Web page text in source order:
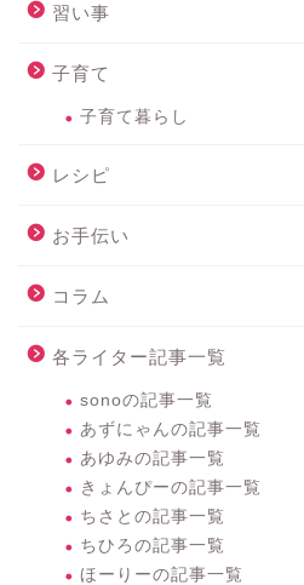
習い事
子育て
子育て暮らし
レシピ
お手伝い
コラム
各ライター記事一覧
sonoの記事一覧
あずにゃんの記事一覧
あゆみの記事一覧
きょんぴーの記事一覧
ちさとの記事一覧
ちひろの記事一覧
ほーりーの記事一覧